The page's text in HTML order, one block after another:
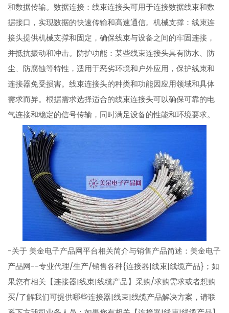
和数据传输。数据连接：线束连接头可用于连接数据线束和数
据接口，实现数据的快速传输和高速通信。机械支撑：线束连
接头提供机械支撑和固定，确保线束与设备之间的牢固连接，
并抵抗振动和冲击。防护功能：某些线束连接头具有防水、防
尘、防腐蚀等特性，适用于恶劣环境和户外应用，保护线束和
连接器免受损害。线束连接头的种类和功能因应用领域和具体
需求而异。根据需求选择适合的线束连接头可以确保可靠的电
气连接和稳定的信号传输，同时满足设备的性能和环境要求。
-关于 美金电子产品网平台相关简介与销售产品简述：美金电子
产品网--专业代理/生产/销售各种{连接器|线束|线缆产品}；如
果您有相关【连接器|线束|线缆产品】采购/求购需求或者想购
买/了解我们可提供哪些连接器|线束|线缆产品解决方案，请联